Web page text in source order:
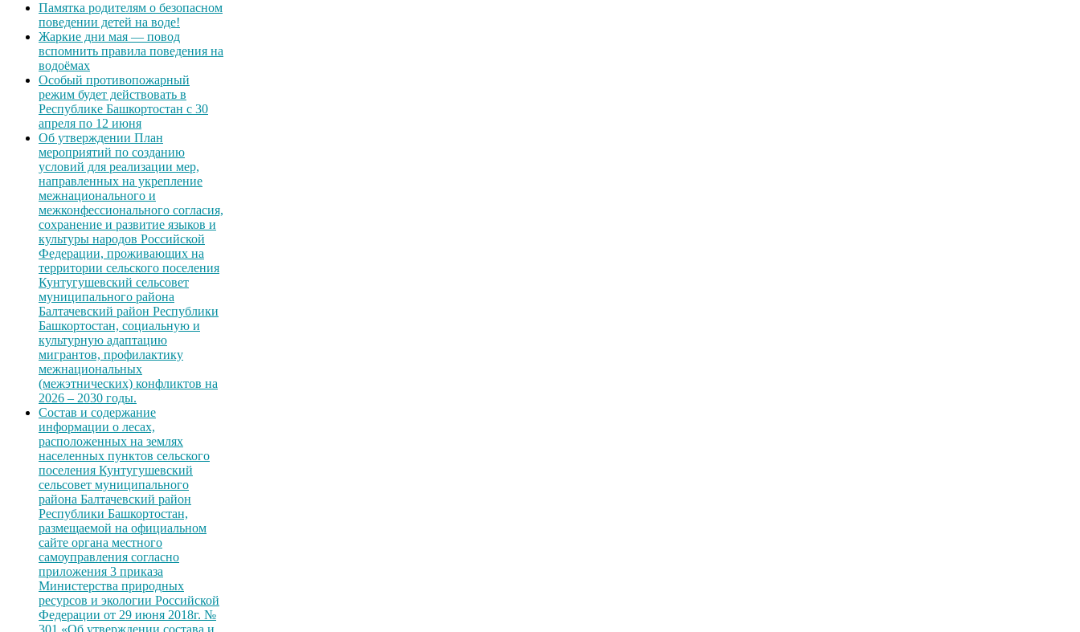
Памятка родителям о безопасном
поведении детей на воде!
Жаркие дни мая — повод
вспомнить правила поведения на
водоёмах
Особый противопожарный
режим будет действовать в
Республике Башкортостан с 30
апреля по 12 июня
Об утверждении План
мероприятий по созданию
условий для реализации мер,
направленных на укрепление
межнационального и
межконфессионального согласия,
сохранение и развитие языков и
культуры народов Российской
Федерации, проживающих на
территории сельского поселения
Кунтугушевский сельсовет
муниципального района
Балтачевский район Республики
Башкортостан, социальную и
культурную адаптацию
мигрантов, профилактику
межнациональных
(межэтнических) конфликтов на
2026 – 2030 годы.
Состав и содержание
информации о лесах,
расположенных на землях
населенных пунктов сельского
поселения Кунтугушевский
сельсовет муниципального
района Балтачевский район
Республики Башкортостан,
размещаемой на официальном
сайте органа местного
самоуправления согласно
приложения 3 приказа
Министерства природных
ресурсов и экологии Российской
Федерации от 29 июня 2018г. №